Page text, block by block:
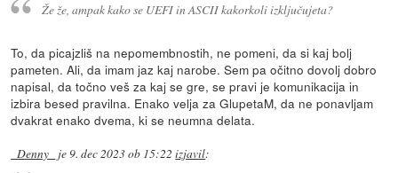
Že že, ampak kako se UEFI in ASCII kakorkoli izključujeta?
To, da picajzliš na nepomembnostih, ne pomeni, da si kaj bolj
pameten. Ali, da imam jaz kaj narobe. Sem pa očitno dovolj dobro
napisal, da točno veš za kaj se gre, se pravi je komunikacija in
izbira besed pravilna. Enako velja za GlupetaM, da ne ponavljam
dvakrat enako dvema, ki se neumna delata.
_Denny_ je9. dec 2023 ob 15:22 izjavil: